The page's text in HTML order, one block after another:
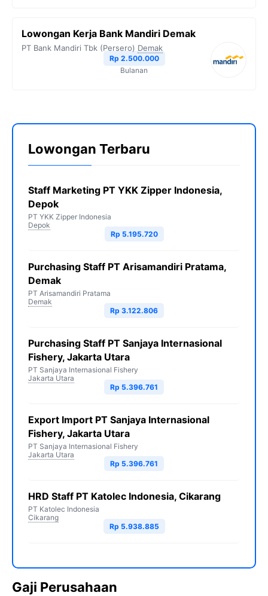
Lowongan Kerja Bank Mandiri Demak
PT Bank Mandiri Tbk (Persero) Demak
Rp 2.500.000
Bulanan
Lowongan Terbaru
Staff Marketing PT YKK Zipper Indonesia,
Depok
PT YKK Zipper Indonesia
Depok
Rp 5.195.720
Purchasing Staff PT Arisamandiri Pratama,
Demak
PT Arisamandiri Pratama
Demak
Rp 3.122.806
Purchasing Staff PT Sanjaya Internasional
Fishery, Jakarta Utara
PT Sanjaya Internasional Fishery
Jakarta Utara
Rp 5.396.761
Export Import PT Sanjaya Internasional
Fishery, Jakarta Utara
PT Sanjaya Internasional Fishery
Jakarta Utara
Rp 5.396.761
HRD Staff PT Katolec Indonesia, Cikarang
PT Katolec Indonesia
Cikarang
Rp 5.938.885
Gaji Perusahaan